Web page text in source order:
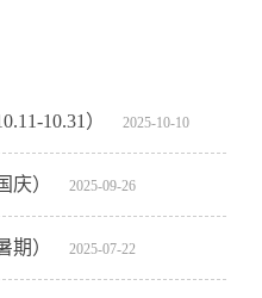
10.31） 2025-10-10
庆） 2025-09-26
期） 2025-07-22